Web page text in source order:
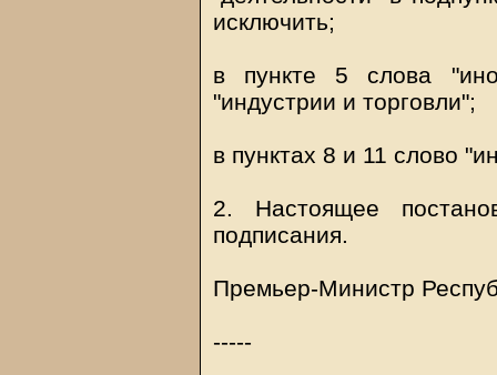
исключить;
в пункте 5 слова
"индустрии и торговли";
в пунктах 8 и 11 слово
2. Настоящее
подписания.
Премьер-Министр
-----